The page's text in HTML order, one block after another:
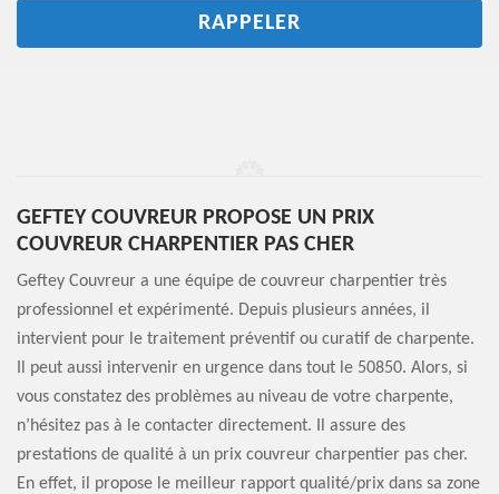
GEFTEY COUVREUR PROPOSE UN PRIX
COUVREUR CHARPENTIER PAS CHER
Geftey Couvreur a une équipe de couvreur charpentier très
professionnel et expérimenté. Depuis plusieurs années, il
intervient pour le traitement préventif ou curatif de charpente.
Il peut aussi intervenir en urgence dans tout le 50850. Alors, si
vous constatez des problèmes au niveau de votre charpente,
n’hésitez pas à le contacter directement. Il assure des
prestations de qualité à un prix couvreur charpentier pas cher.
En effet, il propose le meilleur rapport qualité/prix dans sa zone